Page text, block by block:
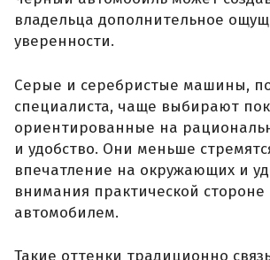
владельца дополнительное
уверенности.
Серые и серебристые машины,
специалиста, чаще выбирают
ориентированные на
и удобство. Они меньше
впечатление на окружающих и
внимания практической стороне
автомобилем.
Такие оттенки традиционно